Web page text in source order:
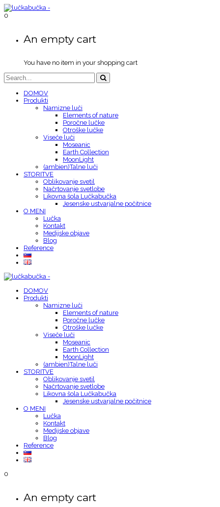
0
An empty cart
You have no item in your shopping cart
DOMOV
Produkti
Namizne luči
Elements of nature
Poročne lučke
Otroške lučke
Viseče luči
Moseanic
Earth Collection
MoonLight
(ambien)Talne luči
STORITVE
Oblikovanje svetil
Načrtovanje svetlobe
Likovna šola Lučkabučka
Jesenske ustvarjalne počitnice
O MENI
Lučka
Kontakt
Medijske objave
Blog
Reference
DOMOV
Produkti
Namizne luči
Elements of nature
Poročne lučke
Otroške lučke
Viseče luči
Moseanic
Earth Collection
MoonLight
(ambien)Talne luči
STORITVE
Oblikovanje svetil
Načrtovanje svetlobe
Likovna šola Lučkabučka
Jesenske ustvarjalne počitnice
O MENI
Lučka
Kontakt
Medijske objave
Blog
Reference
0
An empty cart